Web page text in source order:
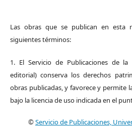
Las obras que se publican en esta
siguientes términos:
1. El Servicio de Publicaciones de
editorial) conserva los derechos
obras publicadas, y favorece y permite
bajo la licencia de uso indicada en el
©Servicio de Publicaciones,